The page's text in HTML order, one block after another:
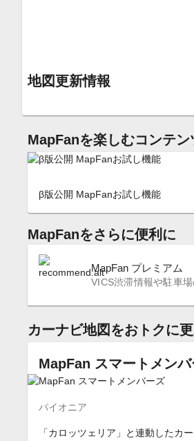
地図更新情報
MapFanを楽しむコンテン
β版公開 MapFanお試し機能
MapFanをさらに便利に
MapFan プレミアム
VICS渋滞情報や駐車
カーナビ地図をおトクに
MapFan スマートメン
パイオニア
「カロッツェリア」と連動したカ